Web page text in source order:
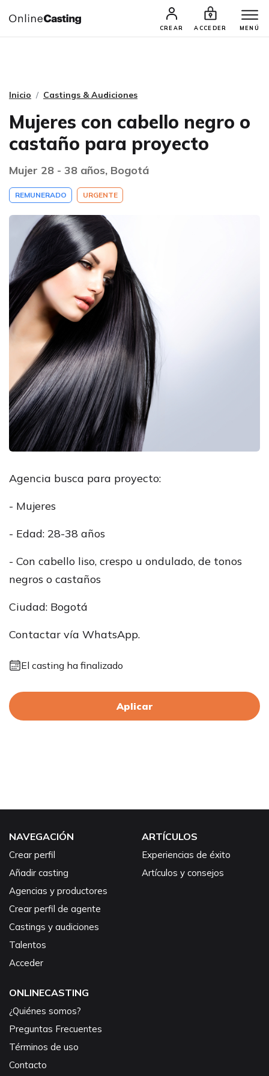
CREAR ACCEDER MENÚ
CASTINGS Y AUDICIONES TALENTOS
Inicio Castings & Audiciones
Mujeres con cabello negro o
castaño para proyecto
Mujer 28 - 38 años, Bogotá
REMUNERADO URGENTE
Agencia busca para proyecto:
- Mujeres
- Edad: 28-38 años
- Con cabello liso, crespo u ondulado, de tonos
negros o castaños
Ciudad: Bogotá
Contactar vía WhatsApp.
El casting ha finalizado
Aplicar
NAVEGACIÓN
Crear perfil
Añadir casting
Agencias y productores
Crear perfil de agente
Castings y audiciones
Talentos
Acceder
ARTÍCULOS
Experiencias de éxito
Artículos y consejos
ONLINECASTING
¿Quiénes somos?
Preguntas Frecuentes
Términos de uso
Contacto